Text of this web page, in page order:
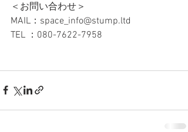
＜お問い合わせ＞
MAIL：space_info@stump.ltd
TEL ：080-7622-7958